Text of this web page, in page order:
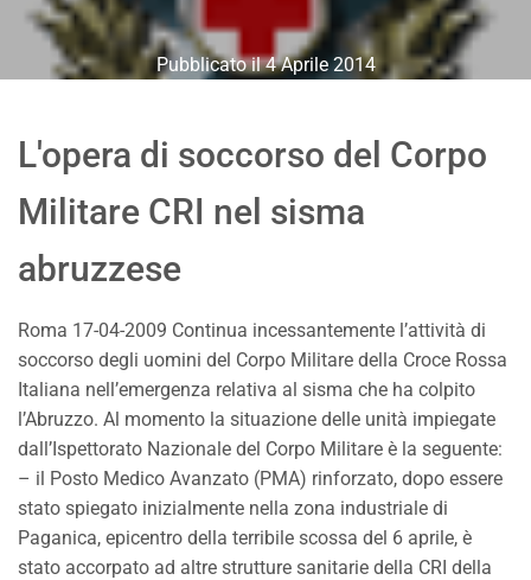
Pubblicato il4 Aprile 2014
L'opera di soccorso del Corpo
Militare CRI nel sisma
abruzzese
Roma 17-04-2009 Continua incessantemente l’attività di
soccorso degli uomini del Corpo Militare della Croce Rossa
Italiana nell’emergenza relativa al sisma che ha colpito
l’Abruzzo. Al momento la situazione delle unità impiegate
dall’Ispettorato Nazionale del Corpo Militare è la seguente:
– il Posto Medico Avanzato (PMA) rinforzato, dopo essere
stato spiegato inizialmente nella zona industriale di
Paganica, epicentro della terribile scossa del 6 aprile, è
stato accorpato ad altre strutture sanitarie della CRI della